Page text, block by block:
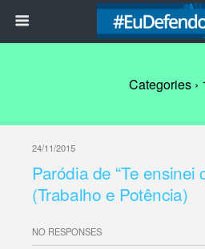
Categories ›
24/11/2015
Paródia de “Te ensinei
(Trabalho e Potência)
NO RESPONSES